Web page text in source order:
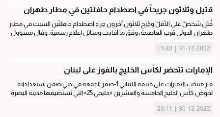
قتيل وثلاثون جريحاً في اصطدام حافلتين في مطار طهران
قُتل شخصٌ على الأقلّ وجُرح ثلاثون آخرون جراء اصطدام حافلتَين السبت في مطار
طهران الدولي قرب العاصمة، وفق ما أفادت وسائل إعلام رسمية. وقال مسؤول
31-12-2022 | 11:40
الإمارات تتحضر لكأس الخليج بالفوز على لبنان
فاز منتخب الامارات على ضيفه اللبناني 1-صفر الجمعة في دبي ضمن استعداداته
لخوض كأس الخليج الخامسة والعشرين «خليجي 25» التي تستضيفها مدينة البصرة
30-12-2022 | 23:11